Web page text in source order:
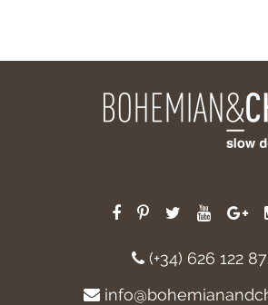
(+34) 626 122